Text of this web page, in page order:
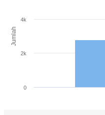
Jumlah
0
2k
4k